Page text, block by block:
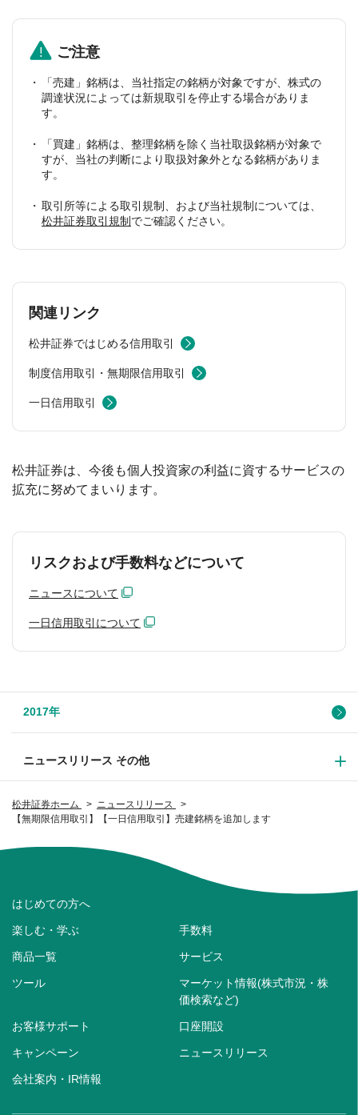
松井証券ホーム
ニュースリリース
【無期限信用取引】【一日信用取引】売建銘柄を追加します
ご注意
「売建」銘柄は、当社指定の銘柄が対象ですが、株式の
調達状況によっては新規取引を停止する場合がありま
す。
「買建」銘柄は、整理銘柄を除く当社取扱銘柄が対象で
すが、当社の判断により取扱対象外となる銘柄がありま
す。
取引所等による取引規制、および当社規制については、
松井証券取引規制 でご確認ください。
関連リンク
松井証券ではじめる信用取引
制度信用取引・無期限信用取引
一日信用取引
松井証券は、今後も個人投資家の利益に資するサービスの
拡充に努めてまいります。
リスクおよび手数料などについて
ニュースについて
一日信用取引について
2017年
ニュースリリース その他
はじめての方へ
楽しむ・学ぶ 手数料
商品一覧 サービス
ツール
マーケット情報(株式市況・株
価検索など)
お客様サポート 口座開設
キャンペーン ニュースリリース
会社案内・IR情報